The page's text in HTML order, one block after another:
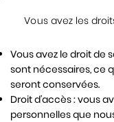
Vous avez les
Vous avez le droit de
sont nécessaires, ce
seront conservées.
Droit d’accès : vous
personnelles que